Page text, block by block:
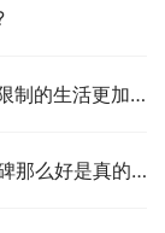
生活更加耀眼。
么好是真的吗?